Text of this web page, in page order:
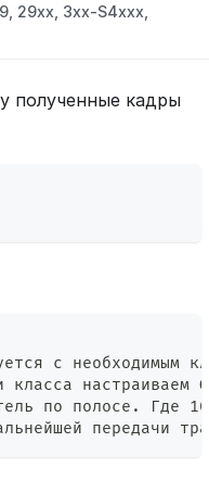
29хх, 3xx-S4xxx,
полученные кадры
с необходимым
настраиваем
по полосе. Где
передачи